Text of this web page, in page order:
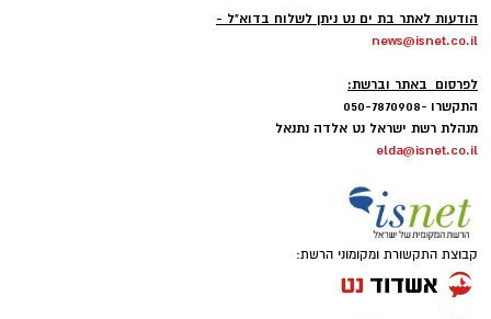
הודעות לאתר בת ים נט ניתן לשלוח בדוא"ל -
news@isnet.co.il
לפרסום באתר וברשת:
התקשרו -050-7870908
מנהלת רשת ישראל נט אלדה נתנאל
elda@isnet.co.il
קבוצת התקשורת ומקומוני הרשת: